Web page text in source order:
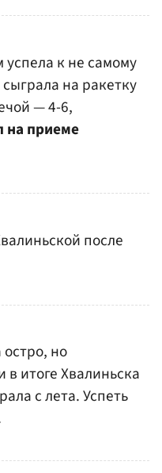
к не самому
на ракетку
— 4-6,
на приеме
после
но
в итоге Хвалиньска
с лета. Успеть